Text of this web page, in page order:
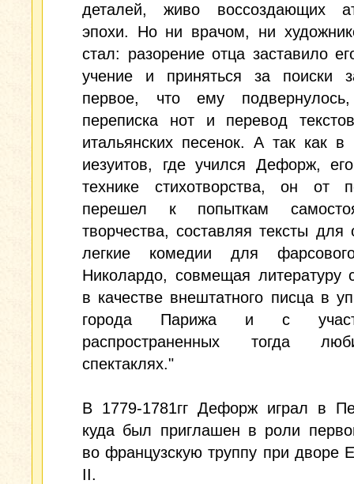
деталей, живо воссоздающих
эпохи. Но ни врачом, ни
стал: разорение отца заставило
учение и приняться за поиски
первое, что ему
переписка нот и перевод
итальянских песенок. А так как в
иезуитов, где учился Дефорж,
технике стихотворства, он от
перешел к попыткам
творчества, составляя тексты для
легкие комедии для
Николардо, совмещая литературу
в качестве внештатного писца в
города Парижа и с
распространенных тогда
спектаклях."
В 1779-1781гг Дефорж играл в
куда был приглашен в роли
во французскую труппу при дворе
II.